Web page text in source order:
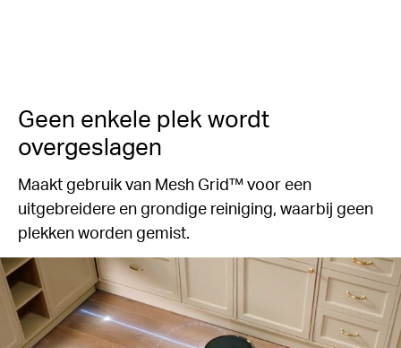
Geen enkele plek wordt
overgeslagen
Maakt gebruik van Mesh Grid™ voor een
uitgebreidere en grondige reiniging, waarbij geen
plekken worden gemist.